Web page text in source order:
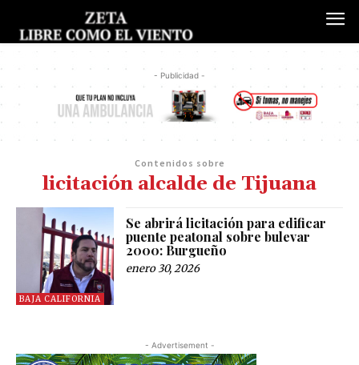
- Publicidad -
Contenidos sobre
licitación alcalde de Tijuana
BAJA CALIFORNIA
Se abrirá licitación para edificar
puente peatonal sobre bulevar
2000: Burgueño
enero 30, 2026
- Advertisement -